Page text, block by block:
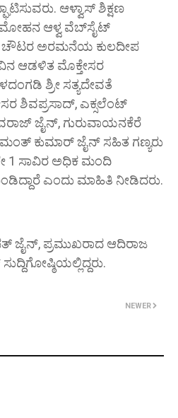
ಆಳ್ವಾಸ್ ಶಿಕ್ಷಣ
ಮೋಹನ ಆಳ್ವ ವೆಬ್‌ಸೈಟ್
ಚೌಟರ ಅರಮನೆಯ ಕುಲದೀಪ
ಆಡಳಿತ ಮೊಕ್ತೇಸರ
ಶ್ರೀ ಸತ್ಯದೇವತೆ
ಶಿವಪ್ರಸಾದ್, ಎಕ್ಸಲೆಂಟ್
ಜೈನ್, ಗುರುವಾಯನಕೆರೆ
ಕುಮಾರ್ ಜೈನ್ ಸಹಿತ ಗಣ್ಯರು
1 ಸಾವಿರ ಅಧಿಕ ಮಂದಿ
ಎಂದು ಮಾಹಿತಿ ನೀಡಿದರು.
ಜೈನ್, ಪ್ರಮುಖರಾದ ಆದಿರಾಜ
NEWER